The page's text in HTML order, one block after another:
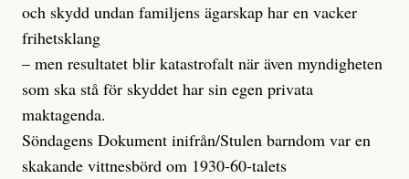
och skydd undan familjens ägarskap har en vacker
frihetsklang
– men resultatet blir katastrofalt när även myndigheten
som ska stå för skyddet har sin egen privata
maktagenda.
Söndagens Dokument inifrån/Stulen barndom var en
skakande vittnesbörd om 1930-60-talets